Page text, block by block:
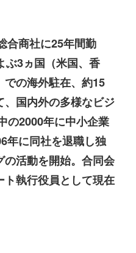
合商社に25年間勤
ぶ3ヵ国（米国、香
の海外駐在、約15
国内外の多様なビジ
の2000年に中小企業
年に同社を退職し独
活動を開始。合同会
執行役員として現在